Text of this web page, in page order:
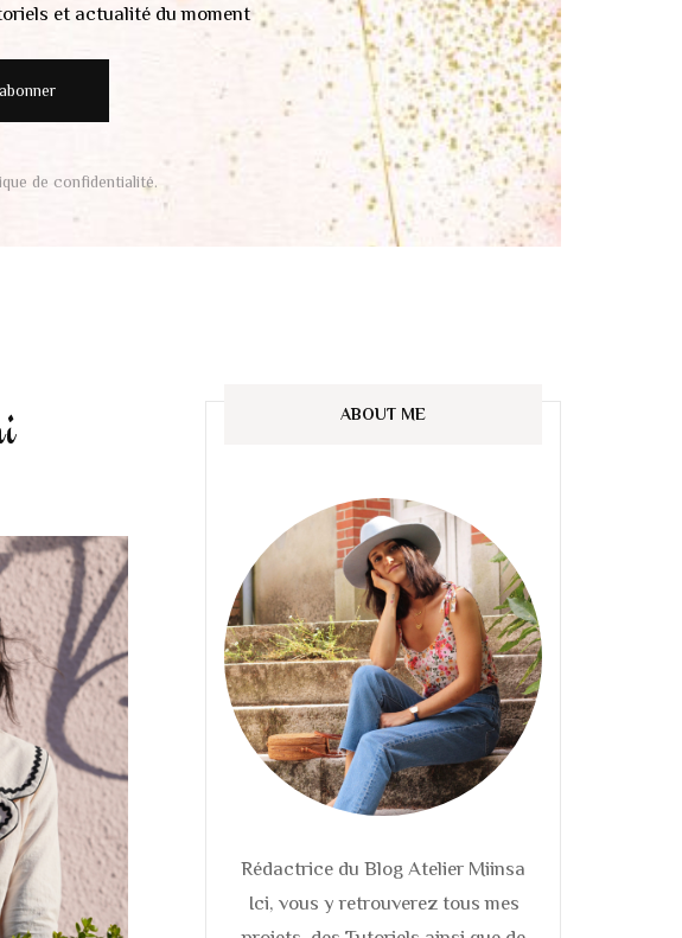
et actualité du moment
de confidentialité.
ABOUT ME
Rédactrice du Blog Atelier Miinsa
Ici, vous y retrouverez tous mes